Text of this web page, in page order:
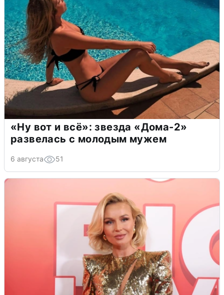
«Ну вот и всё»: звезда «Дома-2»
развелась с молодым мужем
6 августа 51